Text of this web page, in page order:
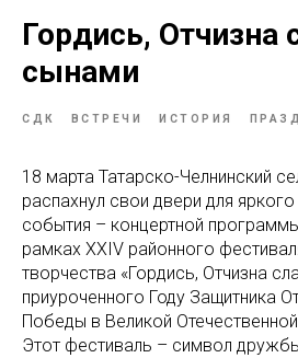
Гордись,
сынами
СДК ВСТРЕЧИ ИСТОРИЯ
18 марта Татарско-Челнинский
распахнул свои двери для
события – концертной
рамках XXIV районного
творчества «Гордись, Отчизна
приуроченного Году Защитника
Победы в Великой
Этот фестиваль – символ